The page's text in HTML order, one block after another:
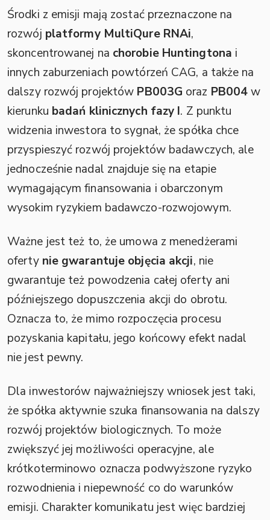
Środki z emisji mają zostać przeznaczone na
rozwój platformy MultiQure RNAi,
skoncentrowanej na chorobie Huntingtona i
innych zaburzeniach powtórzeń CAG, a także na
dalszy rozwój projektów PB003G oraz PB004w
kierunku badań klinicznych fazy I. Z punktu
widzenia inwestora to sygnał, że spółka chce
przyspieszyć rozwój projektów badawczych, ale
jednocześnie nadal znajduje się na etapie
wymagającym finansowania i obarczonym
wysokim ryzykiem badawczo-rozwojowym.
Ważne jest też to, że umowa z menedżerami
oferty nie gwarantuje objęcia akcji, nie
gwarantuje też powodzenia całej oferty ani
późniejszego dopuszczenia akcji do obrotu.
Oznacza to, że mimo rozpoczęcia procesu
pozyskania kapitału, jego końcowy efekt nadal
nie jest pewny.
Dla inwestorów najważniejszy wniosek jest taki,
że spółka aktywnie szuka finansowania na dalszy
rozwój projektów biologicznych. To może
zwiększyć jej możliwości operacyjne, ale
krótkoterminowo oznacza podwyższone ryzyko
rozwodnienia i niepewność co do warunków
emisji. Charakter komunikatu jest więc bardziej